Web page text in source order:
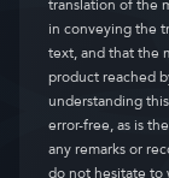
translation of the
in conveying the
text, and that the
product reached
understanding
error-free, as is
any remarks or